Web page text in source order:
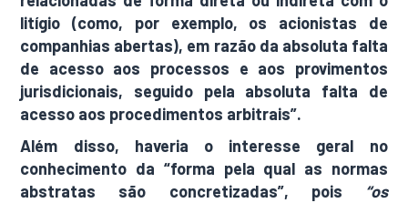
litígio (como, por exemplo, os acionistas de
companhias abertas), em razão da absoluta falta
de acesso aos processos e aos provimentos
jurisdicionais, seguido pela absoluta falta de
acesso aos procedimentos arbitrais”.
Além disso, haveria o interesse geral no
conhecimento da “forma pela qual as normas
abstratas são concretizadas”, pois
“os